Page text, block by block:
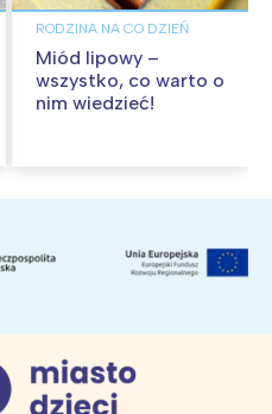
RODZINA NA CO DZIEŃ
Miód lipowy –
wszystko, co warto o
nim wiedzieć!